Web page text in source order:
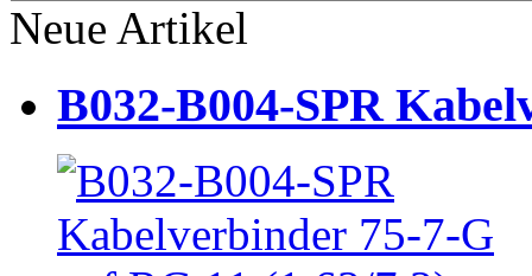
Neue Artikel
B032-B004-SPR